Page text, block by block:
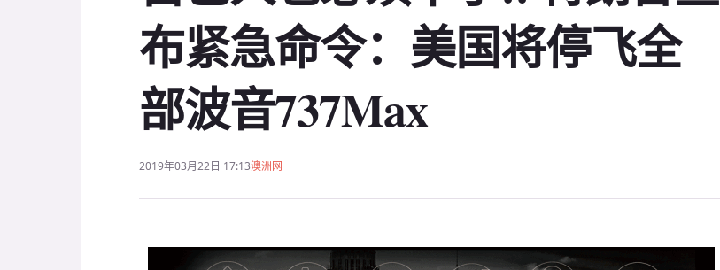
布紧急命令：美国将停飞全
部波音737Max
2019年03月22日 17:13澳洲网